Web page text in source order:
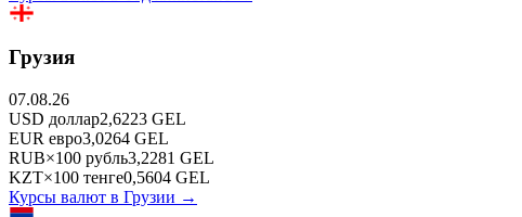
Грузия
07.08.26
USD доллар2,6223 GEL
EUR евро3,0264 GEL
RUB×100 рубль3,2281 GEL
KZT×100 тенге0,5604 GEL
Курсы валют в Грузии →